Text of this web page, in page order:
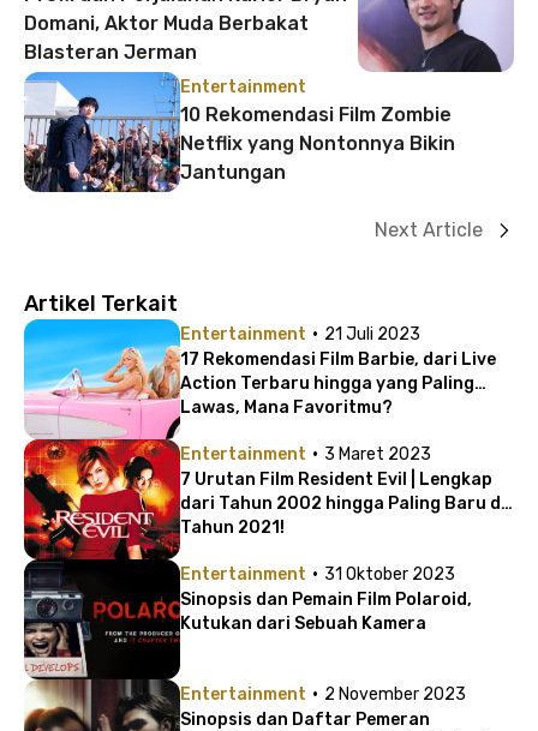
Domani, Aktor Muda Berbakat
Blasteran Jerman
Entertainment
10 Rekomendasi Film Zombie
Netflix yang Nontonnya Bikin
Jantungan
Next Article
Artikel Terkait
Entertainment · 21 Juli 2023
17 Rekomendasi Film Barbie, dari Live
Action Terbaru hingga yang Paling
Lawas, Mana Favoritmu?
Entertainment · 3 Maret 2023
7 Urutan Film Resident Evil | Lengkap
dari Tahun 2002 hingga Paling Baru di
Tahun 2021!
Entertainment · 31 Oktober 2023
Sinopsis dan Pemain Film Polaroid,
Kutukan dari Sebuah Kamera
Entertainment · 2 November 2023
Sinopsis dan Daftar Pemeran